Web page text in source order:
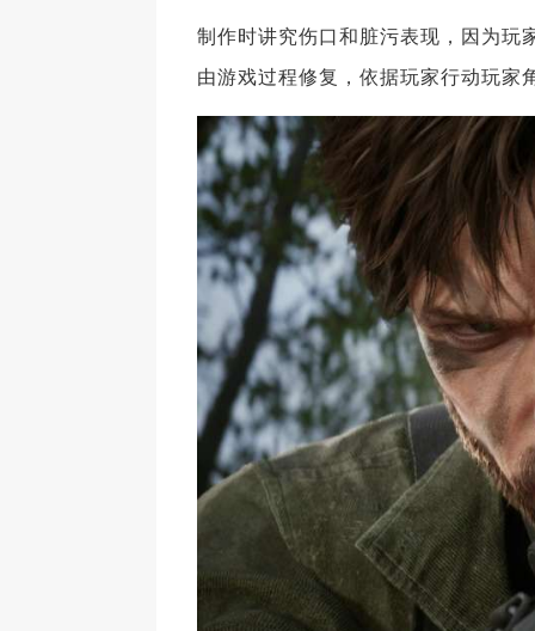
制作时讲究伤口和脏污表现，因为玩
由游戏过程修复，依据玩家行动玩家